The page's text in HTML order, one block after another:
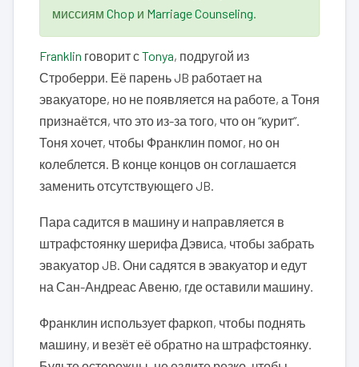
миссиям Chop и Marriage Counseling.
Franklin говорит сTonya, подругой из
Строберри. Её парень JB работает на
эвакуаторе, но не появляется на работе, а Тоня
признаётся, что это из-за того, что он “курит”.
Тоня хочет, чтобы Франклин помог, но он
колеблется. В конце концов он соглашается
заменить отсутствующего JB.
Пара садится в машину и направляется в
штрафстоянку шерифа Дэвиса, чтобы забрать
эвакуатор JB. Они садятся в эвакуатор и едут
на Сан-Андреас Авеню, где оставили машину.
Франклин использует фаркоп, чтобы поднять
машину, и везёт её обратно на штрафстоянку.